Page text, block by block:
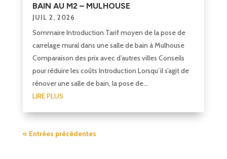
BAIN AU M2 – MULHOUSE
JUIL 2, 2026
Sommaire Introduction Tarif moyen de la pose de
carrelage mural dans une salle de bain à Mulhouse
Comparaison des prix avec d’autres villes Conseils
pour réduire les coûts Introduction Lorsqu’il s’agit de
rénover une salle de bain, la pose de...
LIRE PLUS
« Entrées précédentes